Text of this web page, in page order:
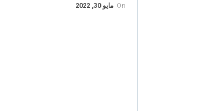
On مايو 30, 2022